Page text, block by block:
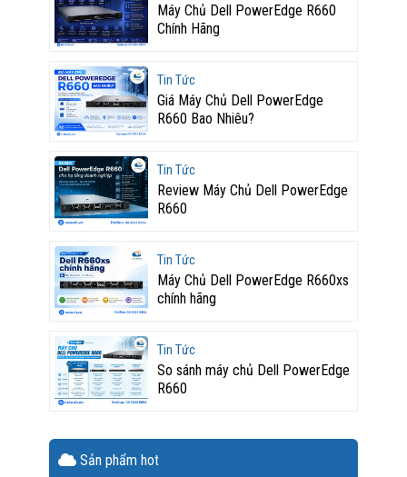
Máy Chủ Dell PowerEdge R660
Chính Hãng
Tin Tức
Giá Máy Chủ Dell PowerEdge
R660 Bao Nhiêu?
Tin Tức
Review Máy Chủ Dell PowerEdge
R660
Tin Tức
Máy Chủ Dell PowerEdge R660xs
chính hãng
Tin Tức
So sánh máy chủ Dell PowerEdge
R660
Sản phẩm hot